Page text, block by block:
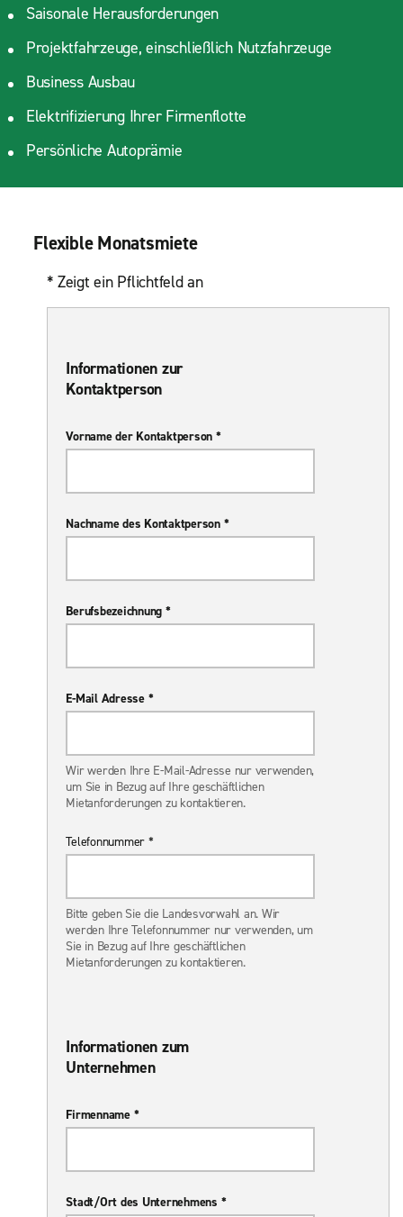
Saisonale Herausforderungen
Projektfahrzeuge, einschließlich Nutzfahrzeuge
Business Ausbau
Elektrifizierung Ihrer Firmenflotte
Persönliche Autoprämie
Flexible Monatsmiete
* Zeigt ein Pflichtfeld an
Informationen zur
Kontaktperson
Vorname der Kontaktperson *
Nachname des Kontaktperson *
Berufsbezeichnung *
E-Mail Adresse *
Wir werden Ihre E-Mail-Adresse nur verwenden,
um Sie in Bezug auf Ihre geschäftlichen
Mietanforderungen zu kontaktieren.
Telefonnummer *
Bitte geben Sie die Landesvorwahl an. Wir
werden Ihre Telefonnummer nur verwenden, um
Sie in Bezug auf Ihre geschäftlichen
Mietanforderungen zu kontaktieren.
Informationen zum
Unternehmen
Firmenname *
Stadt/Ort des Unternehmens *